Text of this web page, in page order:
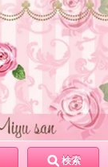
検索